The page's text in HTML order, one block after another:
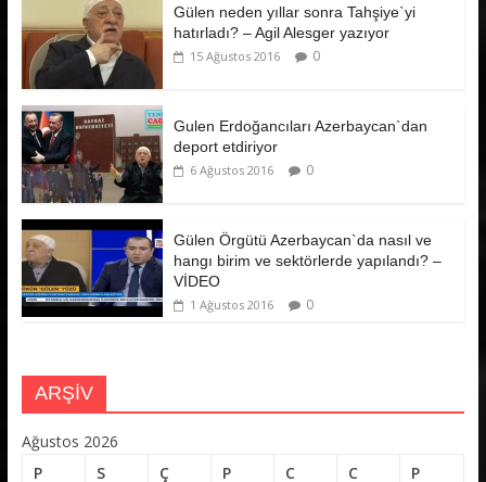
Gülen neden yıllar sonra Tahşiye`yi
hatırladı? – Agil Alesger yazıyor
15 Ağustos 2016 0
Gulen Erdoğancıları Azerbaycan`dan
deport etdiriyor
6 Ağustos 2016 0
Gülen Örgütü Azerbaycan`da nasıl ve
hangı birim ve sektörlerde yapılandı? –
VİDEO
1 Ağustos 2016 0
ARŞİV
Ağustos 2026
P
S Ç P C C P